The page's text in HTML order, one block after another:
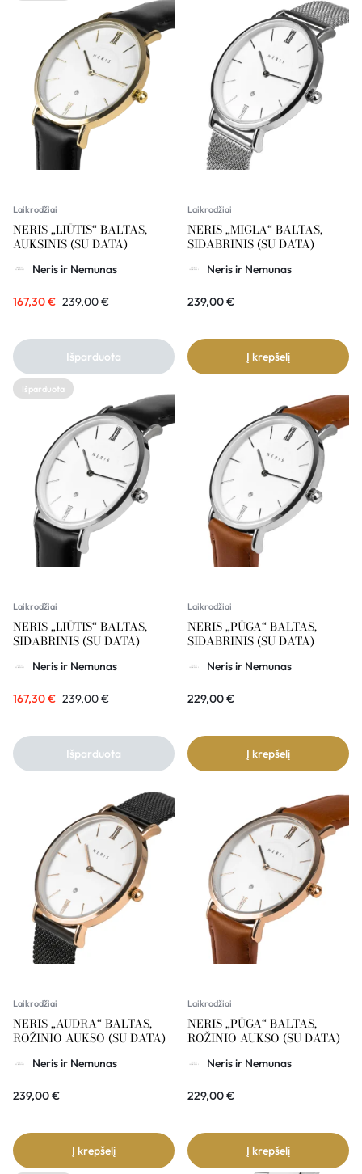
Laikrodžiai
NERIS „LIŪTIS“ BALTAS,
AUKSINIS (SU DATA)
Neris ir Nemunas
167,30€ 239,00€
Išparduota
Laikrodžiai
NERIS „MIGLA“ BALTAS,
SIDABRINIS (SU DATA)
Neris ir Nemunas
239,00€
Į krepšelį
Išparduota
Laikrodžiai
NERIS „LIŪTIS“ BALTAS,
SIDABRINIS (SU DATA)
Neris ir Nemunas
167,30€ 239,00€
Išparduota
Laikrodžiai
NERIS „PŪGA“ BALTAS,
SIDABRINIS (SU DATA)
Neris ir Nemunas
229,00€
Į krepšelį
Laikrodžiai
NERIS „AUDRA“ BALTAS,
ROŽINIO AUKSO (SU DATA)
Neris ir Nemunas
239,00€
Į krepšelį
Laikrodžiai
NERIS „PŪGA“ BALTAS,
ROŽINIO AUKSO (SU DATA)
Neris ir Nemunas
229,00€
Į krepšelį